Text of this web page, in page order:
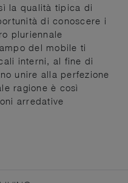
la qualità tipica di
di conoscere i
pluriennale
del mobile ti
interni, al fine di
unire alla perfezione
ragione è così
arredative